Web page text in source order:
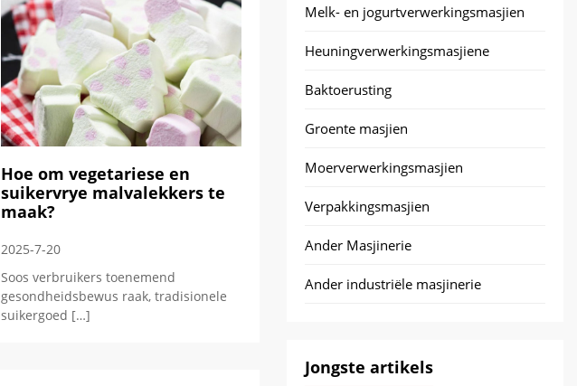
Hoe om vegetariese en
suikervrye malvalekkers te
maak?
2025-7-20
Soos verbruikers toenemend
gesondheidsbewus raak, tradisionele
suikergoed […]
Melk- en jogurtverwerkingsmasjien
Heuningverwerkingsmasjiene
Baktoerusting
Groente masjien
Moerverwerkingsmasjien
Verpakkingsmasjien
Ander Masjinerie
Ander industriële masjinerie
Jongste artikels